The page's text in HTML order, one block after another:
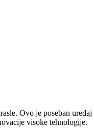
Ovo je poseban
visoke tehnologije.